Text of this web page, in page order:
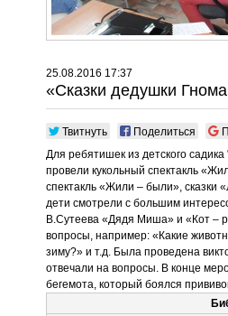
25.08.2016 17:37
«Сказки дедушки
Твитнуть Поделиться
Для ребятишек из детского
провели кукольный спектакль
спектакль «Жили – были», сказки
дети смотрели с большим
В.Сутеева «Дядя Миша» и «Кот –
вопросы, например: «Какие
зиму?» и т.д. Была проведена
отвечали на вопросы. В конце
бегемота, который боялся